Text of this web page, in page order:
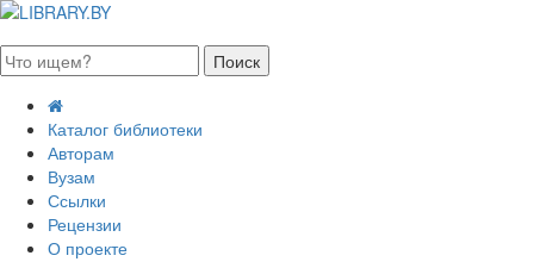
Каталог библиотеки
Авторам
Вузам
Ссылки
Рецензии
О проекте